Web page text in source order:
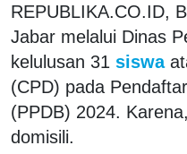
REPUBLIKA.CO.ID,
Jabar melalui Dinas
kelulusan 31 siswa
(CPD) pada
(PPDB) 2024.
domisili.